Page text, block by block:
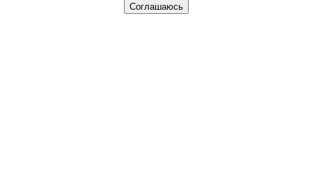
Соглашаюсь